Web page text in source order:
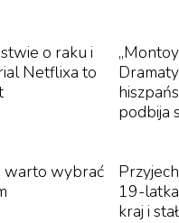
o raku i
Netflixa to
podbija
warto wybrać
19-
kraj i